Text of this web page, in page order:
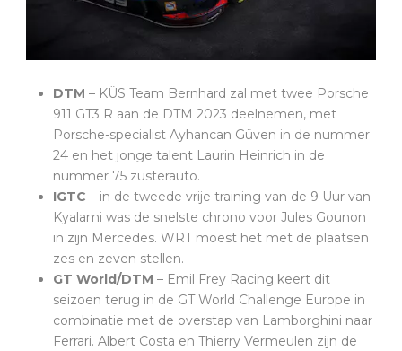
DTM – KÜS Team Bernhard zal met twee Porsche
911 GT3 R aan de DTM 2023 deelnemen, met
Porsche-specialist Ayhancan Güven in de nummer
24 en het jonge talent Laurin Heinrich in de
nummer 75 zusterauto.
IGTC – in de tweede vrije training van de 9 Uur van
Kyalami was de snelste chrono voor Jules Gounon
in zijn Mercedes. WRT moest het met de plaatsen
zes en zeven stellen.
GT World/DTM – Emil Frey Racing keert dit
seizoen terug in de GT World Challenge Europe in
combinatie met de overstap van Lamborghini naar
Ferrari. Albert Costa en Thierry Vermeulen zijn de